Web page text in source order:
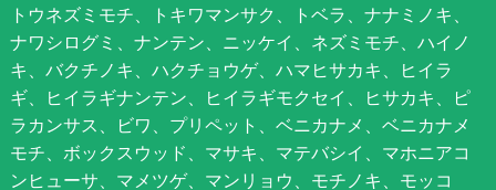
トウネズミモチ、トキワマンサク、トベラ、ナナミノキ、
ナワシログミ、ナンテン、ニッケイ、ネズミモチ、ハイノ
キ、バクチノキ、ハクチョウゲ、ハマヒサカキ、ヒイラ
ギ、ヒイラギナンテン、ヒイラギモクセイ、ヒサカキ、ピ
ラカンサス、ビワ、プリペット、ベニカナメ、ベニカナメ
モチ、ボックスウッド、マサキ、マテバシイ、マホニアコ
ンヒューサ、マメツゲ、マンリョウ、モチノキ、モッコ